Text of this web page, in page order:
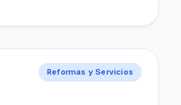
Reformas y Servicios